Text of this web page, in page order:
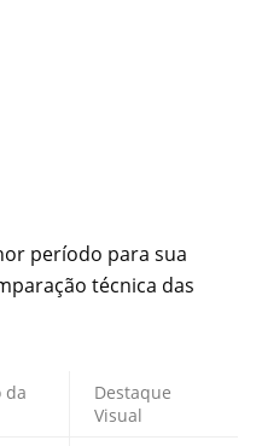
período para sua
técnica das
da
Destaque
Visual